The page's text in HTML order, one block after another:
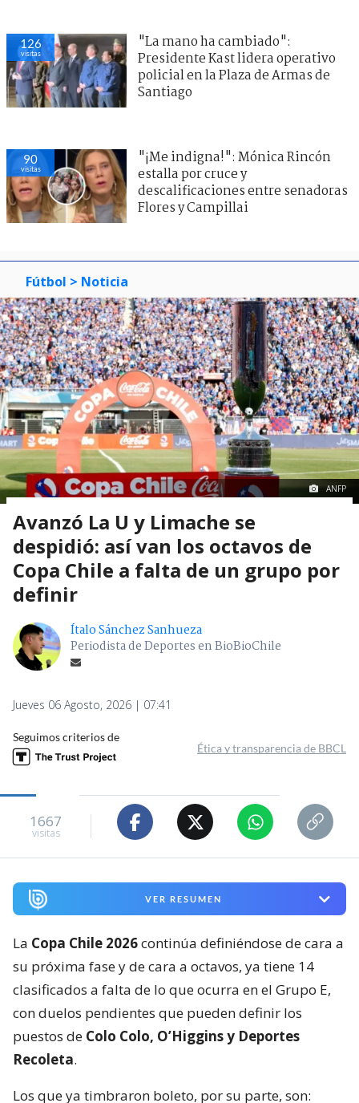
126
visitas
"La mano ha cambiado":
Presidente Kast lidera operativo
policial en la Plaza de Armas de
Santiago
90
visitas
"¡Me indigna!": Mónica Rincón
estalla por cruce y
descalificaciones entre senadoras
Flores y Campillai
Fútbol > Noticia
ANFP
Avanzó La U y Limache se
despidió: así van los octavos de
Copa Chile a falta de un grupo por
definir
Ítalo Sánchez Sanhueza
Periodista de Deportes en BioBioChile
Jueves 06 Agosto, 2026 | 07:41
Seguimos criterios de
Ética y transparencia de BBCL
1667
visitas
VER RESUMEN
La Copa Chile 2026continúa definiéndose de cara a
su próxima fase y de cara a octavos, ya tiene 14
clasificados a falta de lo que ocurra en el Grupo E,
con duelos pendientes que pueden definir los
puestos de Colo Colo, O’Higgins y Deportes
Recoleta.
Los que ya timbraron boleto, por su parte, son: